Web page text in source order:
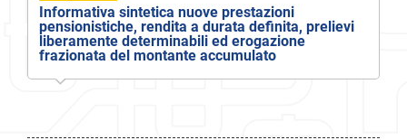
Informativa sintetica nuove prestazioni
pensionistiche, rendita a durata definita, prelievi
liberamente determinabili ed erogazione
frazionata del montante accumulato